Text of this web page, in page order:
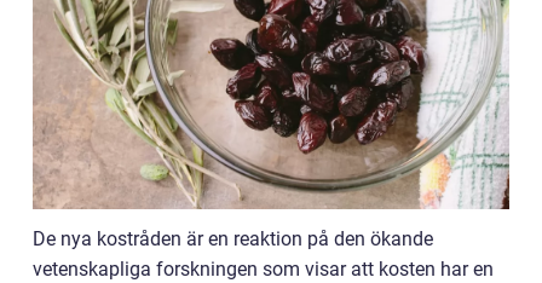
De nya kostråden är en reaktion på den ökande
vetenskapliga forskningen som visar att kosten har en